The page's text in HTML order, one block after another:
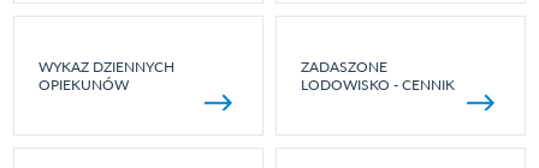
WYKAZ DZIENNYCH
OPIEKUNÓW
ZADASZONE
LODOWISKO - CENNIK